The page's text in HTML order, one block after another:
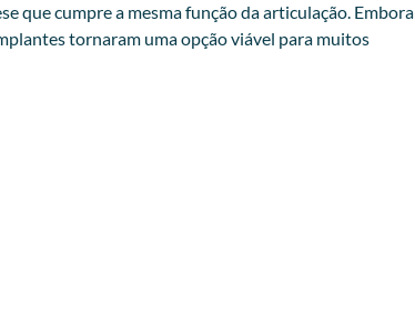
cumpre a mesma função da articulação. Embora
tornaram uma opção viável para muitos